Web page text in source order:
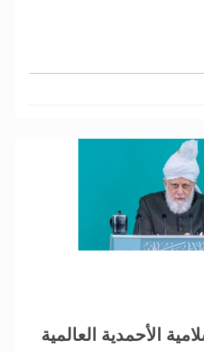
الأحمدية العالمية